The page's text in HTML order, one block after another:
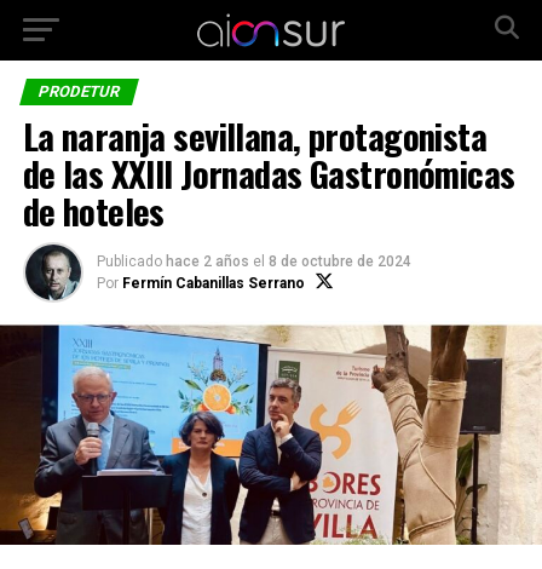
PRODETUR
La naranja sevillana, protagonista
de las XXIII Jornadas Gastronómicas
de hoteles
Publicado hace 2 años el 8 de octubre de 2024
Por Fermín Cabanillas Serrano